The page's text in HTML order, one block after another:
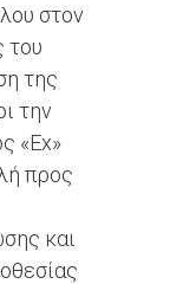
στον
του
της
την
«Ex»
προς
και